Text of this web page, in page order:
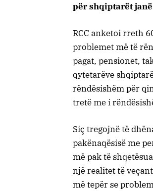
për shqiptarët
RCC anketoi rreth
problemet më të
pagat, pensionet,
qytetarëve
rëndësishëm për
tretë me i
Siç tregojnë të
pakënaqësisë me
më pak të
një realitet të
më tepër se